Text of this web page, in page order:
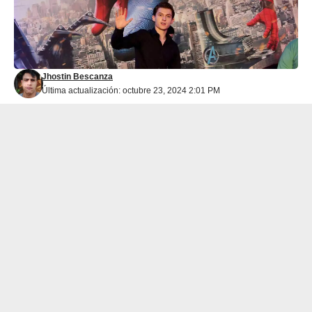
Última actualización: octubre 23, 2024 2:01 PM
Jhostin Bescanza